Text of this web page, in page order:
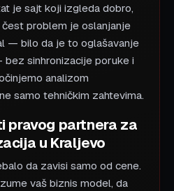
je sajt koji izgleda dobro,
problem je oslanjanje
— bilo da je to oglašavanje
sinhronizacije poruke i
analizom
samo tehničkim zahtevima.
pravog partnera za
u Kraljevo
da zavisi samo od cene.
vaš biznis model, da